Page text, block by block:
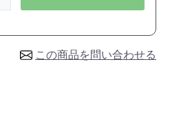
この商品を問い合わせる